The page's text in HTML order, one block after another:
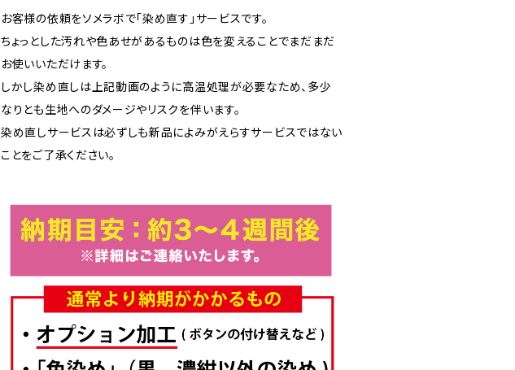
お客様の依頼をソメラボで「染め直す」サービスです。
ちょっとした汚れや色あせがあるものは色を変えることでまだまだ
お使いいただけます。
しかし染め直しは上記動画のように高温処理が必要なため、多少
なりとも生地へのダメージやリスクを伴います。
染め直しサービスは必ずしも新品によみがえらすサービスではない
ことをご了承ください。